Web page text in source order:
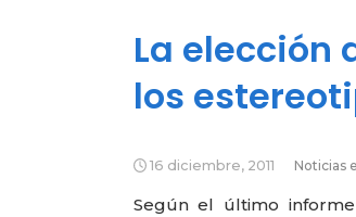
La elección
los
16 diciembre, 2011 Noticias
Según el último